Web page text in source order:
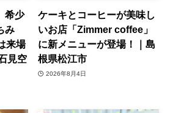
希少
み
来場
見空
ケーキとコーヒーが美味し
いお店「Zimmer coffee」
に新メニューが登場！｜島
根県松江市
2026年8月4日